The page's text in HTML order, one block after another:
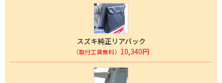
スズキ純正リアバック
（取付工賃無料） 10,340円